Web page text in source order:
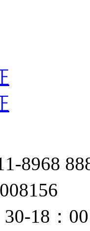
8968
18：00